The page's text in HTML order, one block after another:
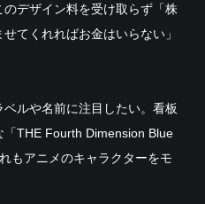
デザイン料を受け取らず「株
てくれればお金はいらない」
ルや名前に注目したい。看板
「THE Fourth Dimension Blue
もアニメのキャラクターをモ